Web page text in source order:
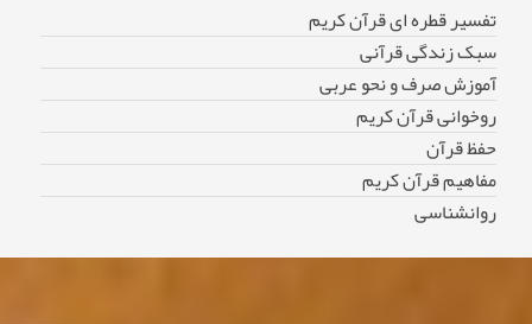
تفسیر قطره ای قرآن کریم
سبک زندگی قرآنی
آموزش صرف و نحو عربی
روخوانی قرآن کریم
حفظ قرآن
مفاهیم قرآن کریم
روانشناسی